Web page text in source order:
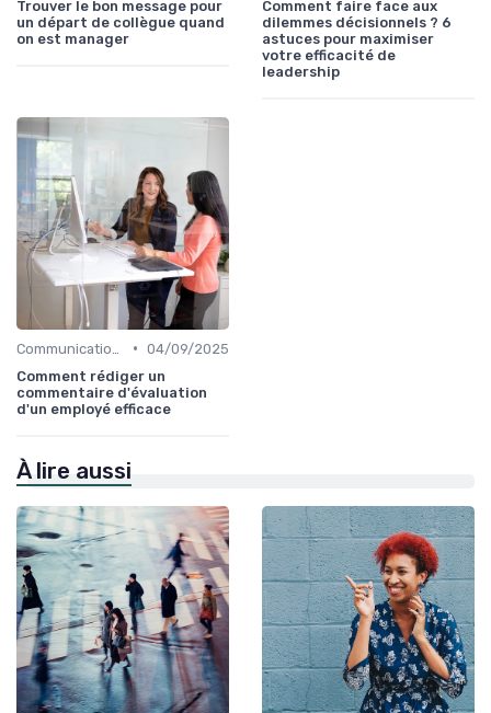
Trouver le bon message pour
un départ de collègue quand
on est manager
Comment faire face aux
dilemmes décisionnels ? 6
astuces pour maximiser
votre efficacité de
leadership
• 04/09/2025
Comment rédiger un
commentaire d'évaluation
d'un employé efficace
À lire aussi